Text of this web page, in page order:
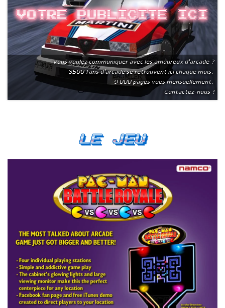
Votre publicite ici
Vous voulez communiquer avec les amoureux d'arcade ?
3500 fans d'arcade se retrouvent ici chaque mois.
9 000 pages vues mensuellement.
Contactez-nous !
Le Jeu